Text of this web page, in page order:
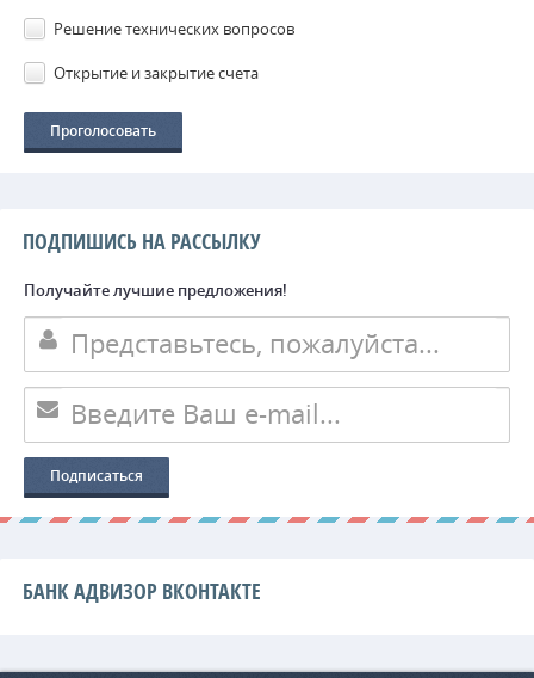
Решение технических вопросов
Открытие и закрытие счета
ПОДПИШИСЬ НА РАССЫЛКУ
Получайте лучшие предложения!
БАНК АДВИЗОР ВКОНТАКТЕ